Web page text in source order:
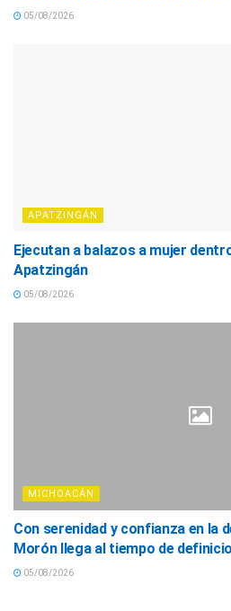
05/08/2026
APATZINGÁN
Ejecutan a balazos a mujer
Apatzingán
05/08/2026
MICHOACÁN
Con serenidad y confianza en la
Morón llega al tiempo de
05/08/2026